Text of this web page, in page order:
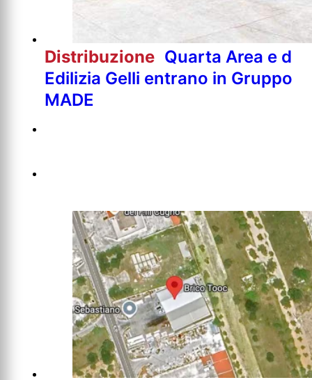
Distribuzione Quarta Area e d
Edilizia Gelli entrano in Gruppo
MADE